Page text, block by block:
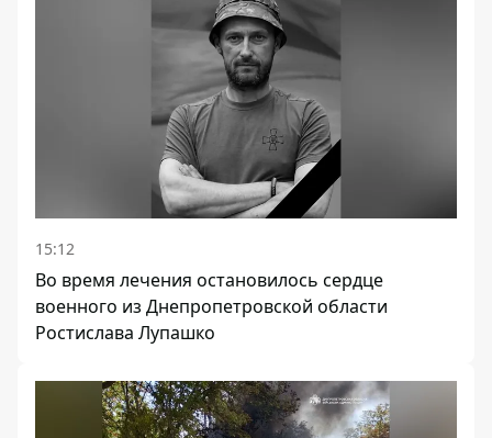
15:12
Во время лечения остановилось сердце
военного из Днепропетровской области
Ростислава Лупашко